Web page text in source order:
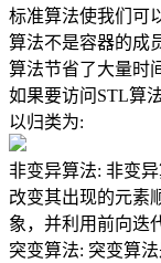
标准算法使我们可
算法不是容器的成
算法节省了大量时
如果要访问STL算
以归类为:
非变异算法: 非变
改变其出现的元素
象，并利用前向迭
突变算法: 突变算